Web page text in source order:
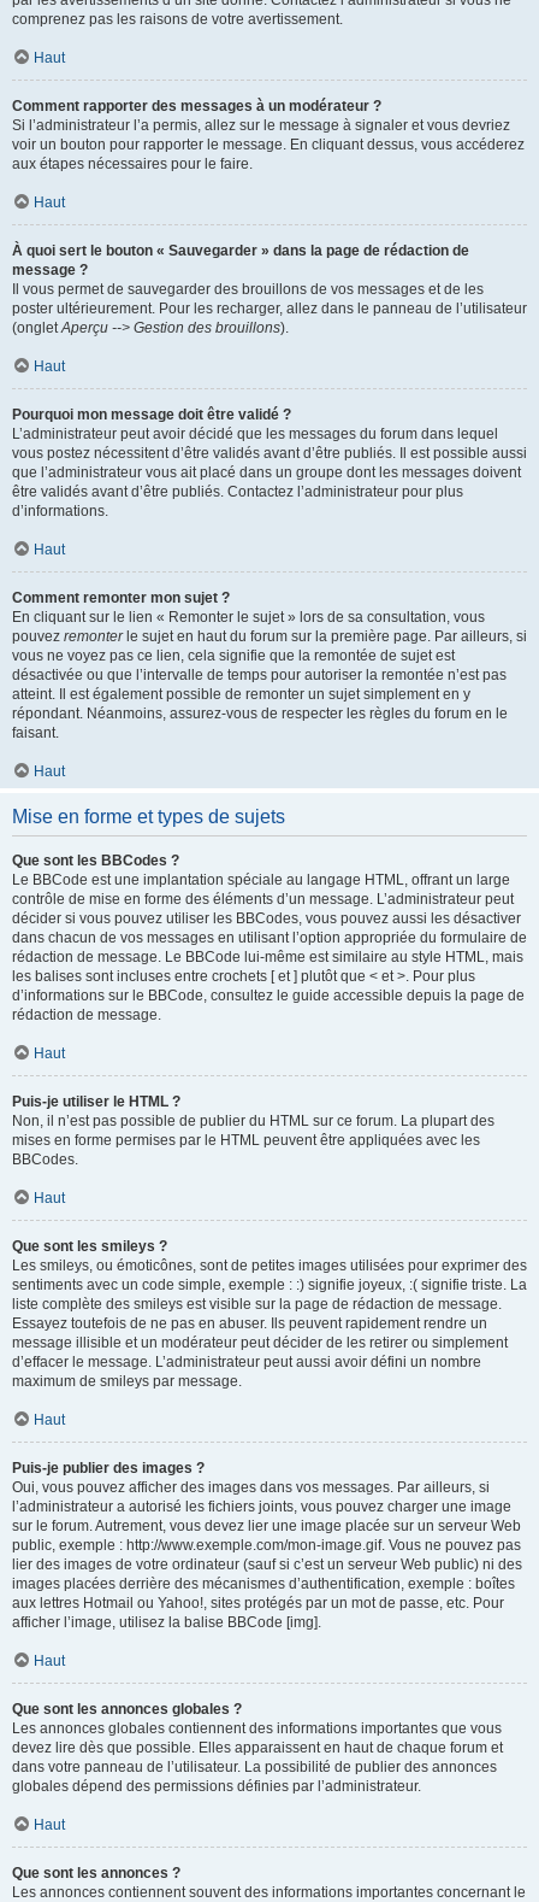
comprenez pas les raisons de votre avertissement.
Haut
Comment rapporter des messages à un modérateur ?
Si l’administrateur l’a permis, allez sur le message à signaler et vous devriez
voir un bouton pour rapporter le message. En cliquant dessus, vous accéderez
aux étapes nécessaires pour le faire.
Haut
À quoi sert le bouton « Sauvegarder » dans la page de rédaction de
message ?
Il vous permet de sauvegarder des brouillons de vos messages et de les
poster ultérieurement. Pour les recharger, allez dans le panneau de l’utilisateur
(ongletAperçu --> Gestion des brouillons).
Haut
Pourquoi mon message doit être validé ?
L’administrateur peut avoir décidé que les messages du forum dans lequel
vous postez nécessitent d’être validés avant d’être publiés. Il est possible aussi
que l’administrateur vous ait placé dans un groupe dont les messages doivent
être validés avant d’être publiés. Contactez l’administrateur pour plus
d’informations.
Haut
Comment remonter mon sujet ?
En cliquant sur le lien « Remonter le sujet » lors de sa consultation, vous
pouvez remonterle sujet en haut du forum sur la première page. Par ailleurs, si
vous ne voyez pas ce lien, cela signifie que la remontée de sujet est
désactivée ou que l’intervalle de temps pour autoriser la remontée n’est pas
atteint. Il est également possible de remonter un sujet simplement en y
répondant. Néanmoins, assurez-vous de respecter les règles du forum en le
faisant.
Haut
Mise en forme et types de sujets
Que sont les BBCodes ?
Le BBCode est une implantation spéciale au langage HTML, offrant un large
contrôle de mise en forme des éléments d’un message. L’administrateur peut
décider si vous pouvez utiliser les BBCodes, vous pouvez aussi les désactiver
dans chacun de vos messages en utilisant l’option appropriée du formulaire de
rédaction de message. Le BBCode lui-même est similaire au style HTML, mais
les balises sont incluses entre crochets [ et ] plutôt que < et >. Pour plus
d’informations sur le BBCode, consultez le guide accessible depuis la page de
rédaction de message.
Haut
Puis-je utiliser le HTML ?
Non, il n’est pas possible de publier du HTML sur ce forum. La plupart des
mises en forme permises par le HTML peuvent être appliquées avec les
BBCodes.
Haut
Que sont les smileys ?
Les smileys, ou émoticônes, sont de petites images utilisées pour exprimer des
sentiments avec un code simple, exemple : :) signifie joyeux, :( signifie triste. La
liste complète des smileys est visible sur la page de rédaction de message.
Essayez toutefois de ne pas en abuser. Ils peuvent rapidement rendre un
message illisible et un modérateur peut décider de les retirer ou simplement
d’effacer le message. L’administrateur peut aussi avoir défini un nombre
maximum de smileys par message.
Haut
Puis-je publier des images ?
Oui, vous pouvez afficher des images dans vos messages. Par ailleurs, si
l’administrateur a autorisé les fichiers joints, vous pouvez charger une image
sur le forum. Autrement, vous devez lier une image placée sur un serveur Web
public, exemple : http://www.exemple.com/mon-image.gif. Vous ne pouvez pas
lier des images de votre ordinateur (sauf si c’est un serveur Web public) ni des
images placées derrière des mécanismes d’authentification, exemple : boîtes
aux lettres Hotmail ou Yahoo!, sites protégés par un mot de passe, etc. Pour
afficher l’image, utilisez la balise BBCode [img].
Haut
Que sont les annonces globales ?
Les annonces globales contiennent des informations importantes que vous
devez lire dès que possible. Elles apparaissent en haut de chaque forum et
dans votre panneau de l’utilisateur. La possibilité de publier des annonces
globales dépend des permissions définies par l’administrateur.
Haut
Que sont les annonces ?
Les annonces contiennent souvent des informations importantes concernant le